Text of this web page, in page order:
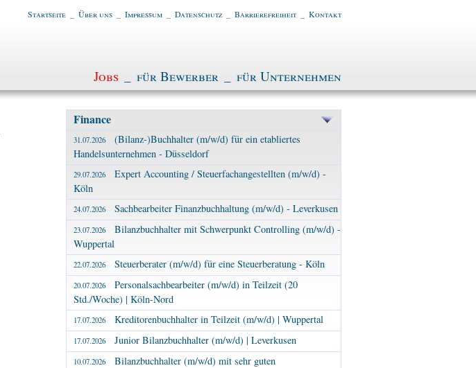
Startseite Über uns Impressum Datenschutz Barrierefreiheit Kontakt
Jobs für Bewerber für Unternehmen
Finance
31.07.2026
(Bilanz-)Buchhalter (m/w/d) für ein etabliertes
Handelsunternehmen - Düsseldorf
29.07.2026
Expert Accounting / Steuerfachangestellten (m/w/d) -
Köln
24.07.2026 Sachbearbeiter Finanzbuchhaltung (m/w/d) - Leverkusen
23.07.2026
Bilanzbuchhalter mit Schwerpunkt Controlling (m/w/d) -
Wuppertal
22.07.2026 Steuerberater (m/w/d) für eine Steuerberatung - Köln
20.07.2026
Personalsachbearbeiter (m/w/d) in Teilzeit (20
Std./Woche) | Köln-Nord
17.07.2026 Kreditorenbuchhalter in Teilzeit (m/w/d) | Wuppertal
17.07.2026 Junior Bilanzbuchhalter (m/w/d) | Leverkusen
10.07.2026
Bilanzbuchhalter (m/w/d) mit sehr guten